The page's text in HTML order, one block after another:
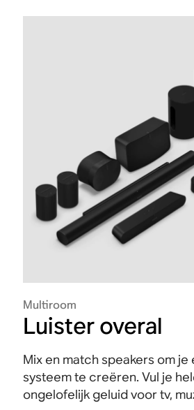
Multiroom
Luister overal
Mix en match speakers om
systeem te creëren. Vul je
ongelofelijk geluid voor tv,